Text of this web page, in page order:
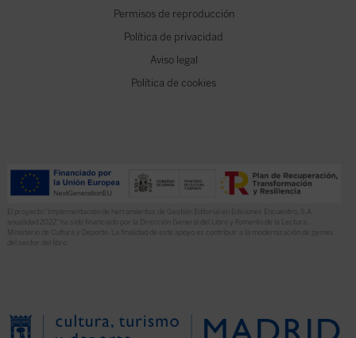
Permisos de reproducción
Política de privacidad
Aviso legal
Política de cookies
El proyecto “Implementación de herramientas de Gestión Editorial en Ediciones Encuentro, S.A.
anualidad 2022” ha sido financiado por la Dirección General del Libro y Fomento de la Lectura,
Ministerio de Cultura y Deporte. La finalidad de este apoyo es contribuir a la modernización de pymes
del sector del libro.